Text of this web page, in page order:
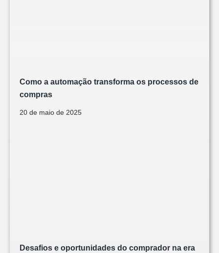
Como a automação transforma os processos de
compras
20 de maio de 2025
Desafios e oportunidades do comprador na era